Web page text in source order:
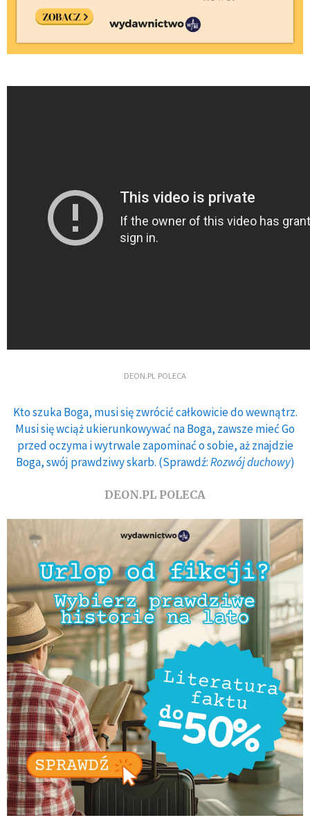
DEON.PL POLECA
Kto szuka Boga, musi się zwrócić całkowicie do wewnątrz.
Musi się wciąż ukierunkowywać na Boga, zawsze mieć Go
przed oczyma i wytrwale zapominać o sobie, aż znajdzie
Boga, swój prawdziwy skarb. (Sprawdź:Rozwój duchowy)
DEON.PL POLECA